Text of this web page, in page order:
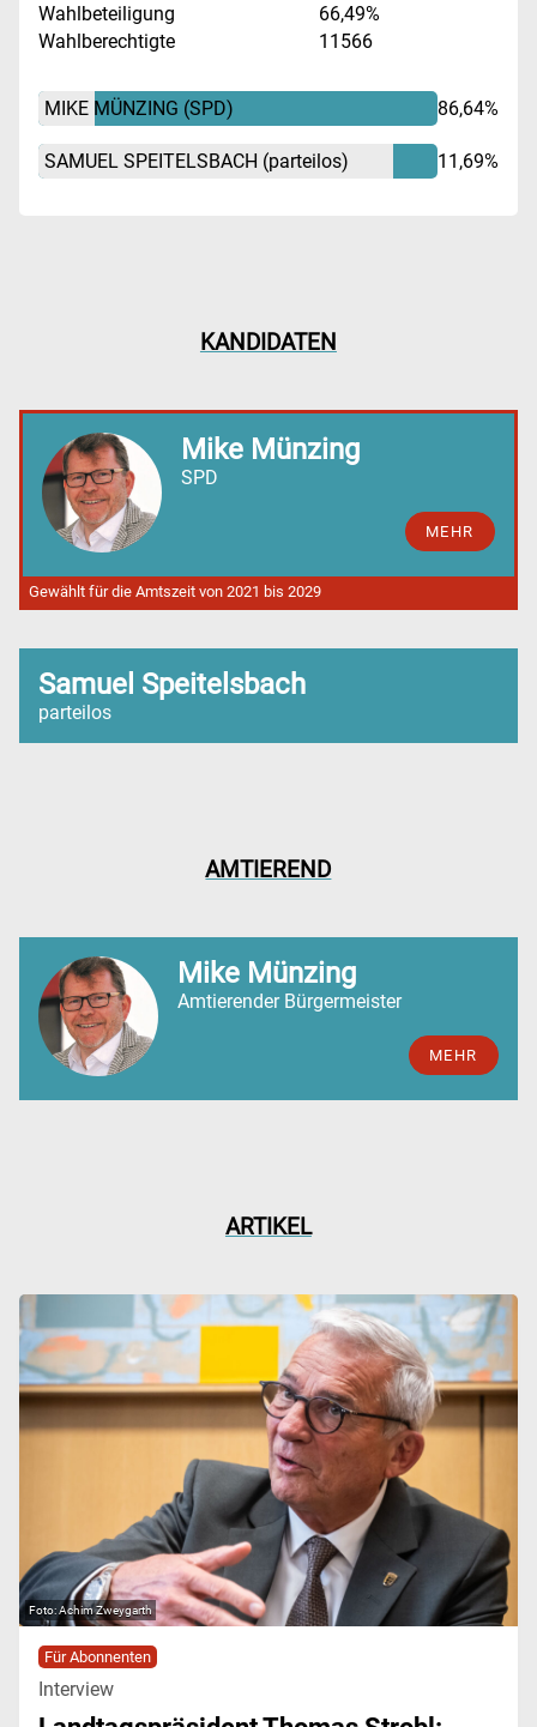
Wahlbeteiligung
66,49%
Wahlberechtigte
11566
MIKE MÜNZING (SPD) 86,64%
SAMUEL SPEITELSBACH (parteilos) 11,69%
AMTIEREND
Mike Münzing
Amtierender Bürgermeister
MEHR
KANDIDATEN
Mike Münzing
SPD
MEHR
Gewählt für die Amtszeit von 2021 bis 2029
Samuel Speitelsbach
parteilos
ARTIKEL
Achim Zweygarth
Für Abonnenten
Interview